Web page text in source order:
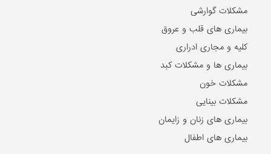
مشکلات گوارشی
بیماری های قلب و عروق
کلیه و مجاری ادراری
بیماری ها و مشکلات کبد
مشکلات خون
مشکلات بینایی
بیماری های زنان و زایمان
بیماری های اطفال